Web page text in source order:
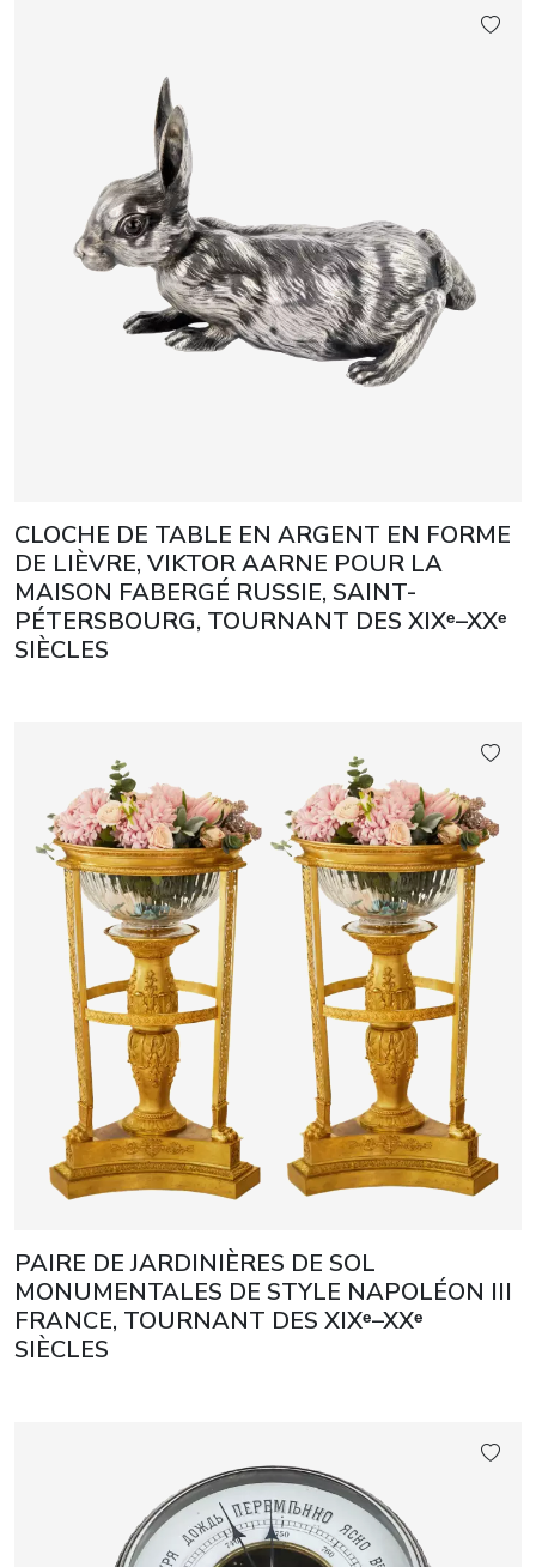
CLOCHE DE TABLE EN ARGENT EN FORME
DE LIÈVRE, VIKTOR AARNE POUR LA
MAISON FABERGÉ RUSSIE, SAINT-
PÉTERSBOURG, TOURNANT DES XIXᵉ–XXᵉ
SIÈCLES
PAIRE DE JARDINIÈRES DE SOL
MONUMENTALES DE STYLE NAPOLÉON III
FRANCE, TOURNANT DES XIXᵉ–XXᵉ
SIÈCLES